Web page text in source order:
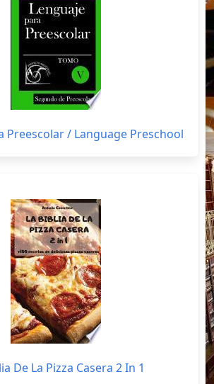
Preescolar / Language Preschool
De La Pizza Casera 2 In 1